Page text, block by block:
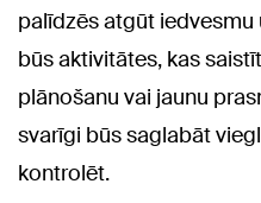
palīdzēs atgūt iedvesmu
būs aktivitātes, kas
plānošanu vai jaunu
svarīgi būs saglabāt
kontrolēt.